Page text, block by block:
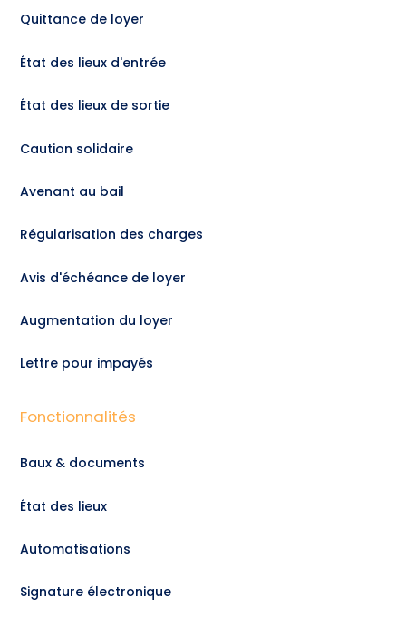
Quittance de loyer
État des lieux d'entrée
État des lieux de sortie
Caution solidaire
Avenant au bail
Régularisation des charges
Avis d'échéance de loyer
Augmentation du loyer
Lettre pour impayés
Fonctionnalités
Baux & documents
État des lieux
Automatisations
Signature électronique